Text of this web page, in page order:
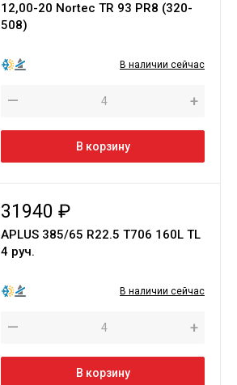
12,00-20 Nortec TR 93 PR8 (320-
508)
В наличии сейчас
— +
В корзину
31940 ₽
APLUS 385/65 R22.5 T706 160L TL
4 руч.
В наличии сейчас
— +
В корзину